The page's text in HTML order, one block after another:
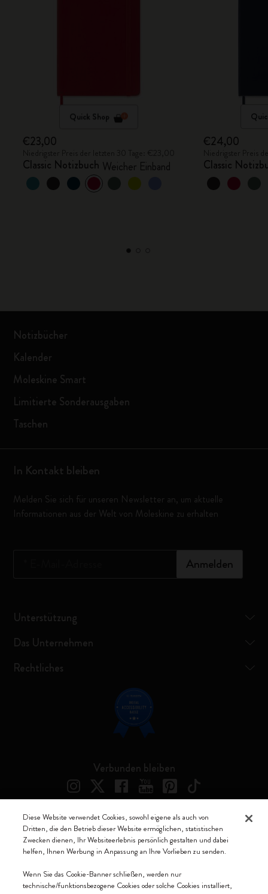
Quick Shop
€23,00
Classic Notizbuch Weicher Einband
€24,00
Classic
Notizbücher
Kalender
Moleskine Smart
Limitierte Sonderausgaben
Taschen
In Kontakt bleiben
Melden Sie sich für unseren Newsletter an, um aktuelle
Informationen aus der Welt von Moleskine zu erhalten
Anmelden
Unterstützung
Das Unternehmen
Rechtliches
Verbunden bleiben
Moleskine ® ist ein eingetragenes Warenzeichen von Moleskine Srl a
socio unico
Italia - P. IVA / CCIAA n. 07234480965 - REA MI 1945400 - Cap.
Soc. €2.181.513,42
Diese Website verwendet Cookies, sowohl eigene als auch von
Dritten, die den Betrieb dieser Website ermöglichen, statistischen
Zwecken dienen, Ihr Websiteerlebnis persönlich gestalten und dabei
helfen, Ihnen Werbung in Anpassung an Ihre Vorlieben zu senden.
Wenn Sie das Cookie-Banner schließen, werden nur
technische/funktionsbezogene Cookies oder solche Cookies installiert,